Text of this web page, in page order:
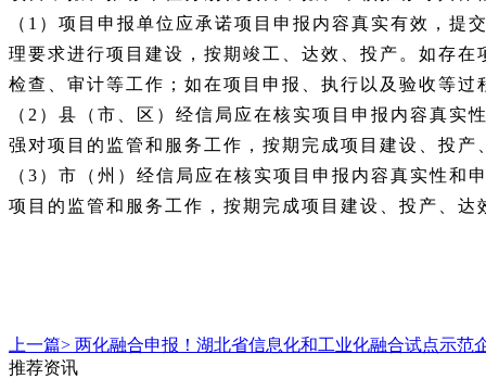
（ 1）项目申报单位应承诺项目申报内容真实有效，提
理要求进行项目建设，按期竣工、达效、投产。如存
检查、审计等工作；如在项目申报、执行以及验收等
（ 2）县（市、区）经信局应在核实项目申报内容真实
强对项目的监管和服务工作，按期完成项目建设、投产
（ 3）市（州）经信局应在核实项目申报内容真实性和
项目的监管和服务工作，按期完成项目建设、投产、达
上一篇> 两化融合申报！湖北省信息化和工业化融合试点示范
推荐资讯